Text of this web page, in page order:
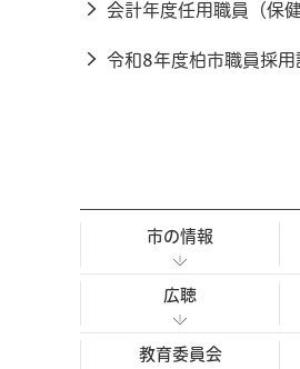
会計年度任用職員（保
令和8年度柏市職員採
市の情報
広聴
教育委員会